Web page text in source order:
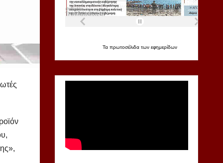
Τα πρωτοσέλιδα των εφημερίδων